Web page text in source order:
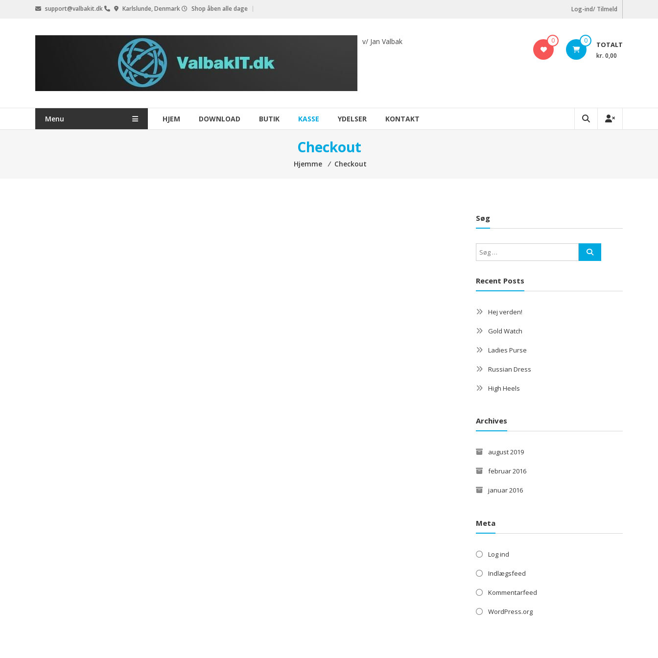
support@valbakit.dk Karlslunde, Denmark Shop åben alle dage Log-ind/ Tilmeld
v/ Jan Valbak 0 0 TOTALT
kr. 0,00
Menu HJEM DOWNLOAD BUTIK KASSE YDELSER KONTAKT
Checkout
Hjemme ⁄ Checkout
Søg
Recent Posts
Hej verden!
Gold Watch
Ladies Purse
Russian Dress
High Heels
Archives
august 2019
februar 2016
januar 2016
Meta
Log ind
Indlægsfeed
Kommentarfeed
WordPress.org